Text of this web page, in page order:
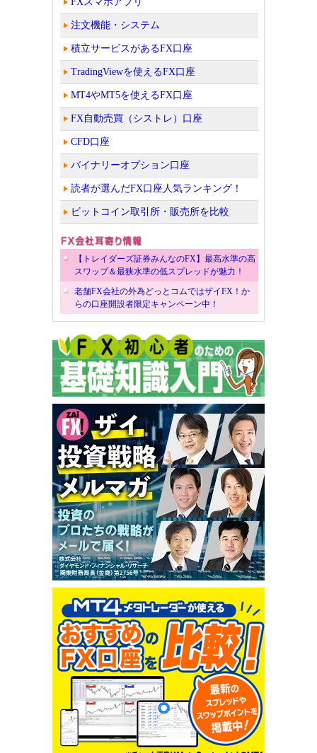
注文機能・システム
積立サービスがあるFX口座
TradingViewを使えるFX口座
MT4やMT5を使えるFX口座
FX自動売買（シストレ）口座
CFD口座
バイナリーオプション口座
読者が選んだFX口座人気ランキング！
ビットコイン取引所・販売所を比較
【トレイダーズ証券みんなのFX】最高水準の高
スワップ＆最狭水準の低スプレッドが魅力！
老舗FX会社の外為どっとコムではザイFX！か
らの口座開設者限定キャンペーン中！